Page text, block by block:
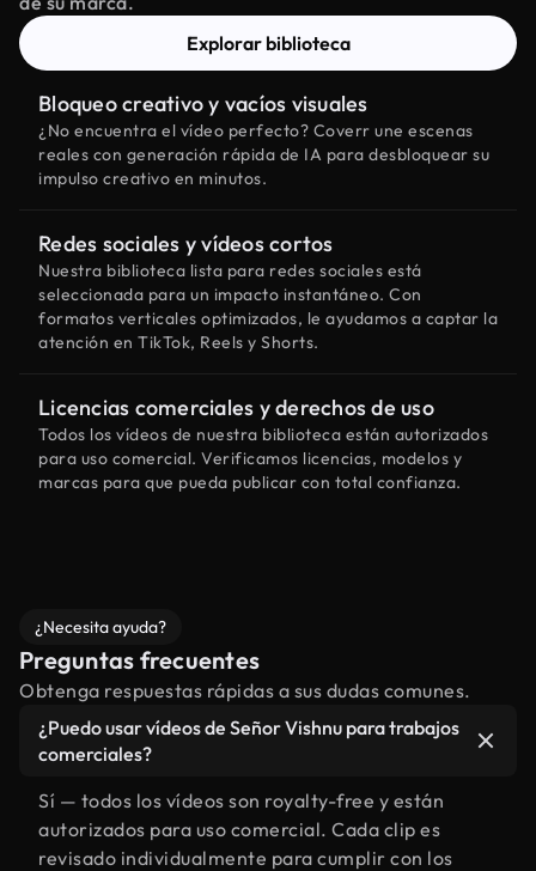
Explorar biblioteca
Bloqueo creativo y vacíos visuales
¿No encuentra el vídeo perfecto? Coverr une escenas
reales con generación rápida de IA para desbloquear su
impulso creativo en minutos.
Redes sociales y vídeos cortos
Nuestra biblioteca lista para redes sociales está
seleccionada para un impacto instantáneo. Con
formatos verticales optimizados, le ayudamos a captar la
atención en TikTok, Reels y Shorts.
Licencias comerciales y derechos de uso
Todos los vídeos de nuestra biblioteca están autorizados
para uso comercial. Verificamos licencias, modelos y
marcas para que pueda publicar con total confianza.
¿Necesita ayuda?
Preguntas frecuentes
Obtenga respuestas rápidas a sus dudas comunes.
¿Puedo usar vídeos de Señor Vishnu para trabajos
comerciales?
Sí — todos los vídeos son royalty-free y están
autorizados para uso comercial. Cada clip es
revisado individualmente para cumplir con los